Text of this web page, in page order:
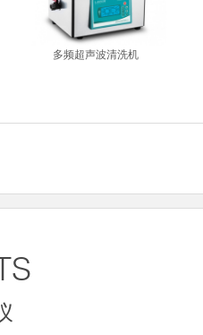
多频超声波清洗机